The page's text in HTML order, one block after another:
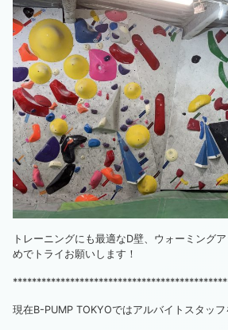
トレーニングにも最適なD壁、ウォーミング
めでトライお願いします！
現在B-PUMP TOKYOではアルバイトスタッフ